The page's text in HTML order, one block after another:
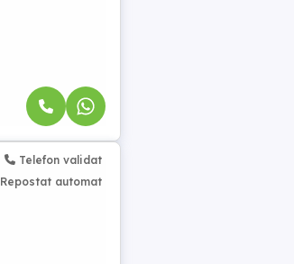
Telefon validat
Repostat automat